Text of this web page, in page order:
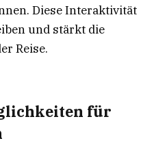
Diese Interaktivität
und stärkt die
Reise.
für